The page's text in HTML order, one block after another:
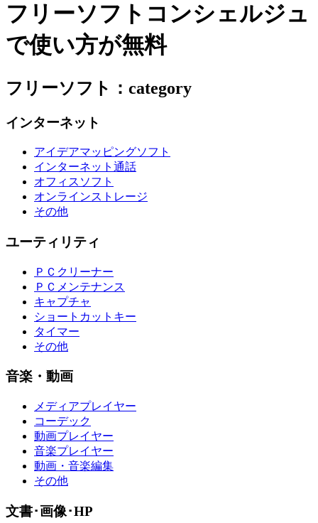
フリーソフトコンシェルジュ
で使い方が無料
フリーソフト：category
インターネット
アイデアマッピングソフト
インターネット通話
オフィスソフト
オンラインストレージ
その他
ユーティリティ
ＰＣクリーナー
ＰＣメンテナンス
キャプチャ
ショートカットキー
タイマー
その他
音楽・動画
メディアプレイヤー
コーデック
動画プレイヤー
音楽プレイヤー
動画・音楽編集
その他
文書･画像･HP